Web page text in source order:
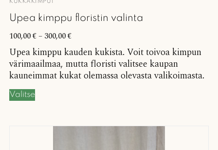
KUKKAKIMPUT
Upea kimppu floristin valinta
100,00€– 300,00€
Upea kimppu kauden kukista. Voit toivoa kimpun
värimaailmaa, mutta floristi valitsee kaupan
kauneimmat kukat olemassa olevasta valikoimasta.
Valitse